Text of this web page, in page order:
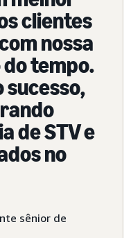
clientes
nossa
tempo.
sucesso,
de STV e
no
sênior de